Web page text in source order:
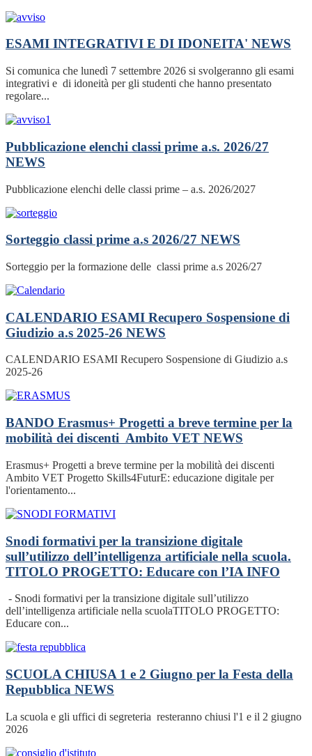
ESAMI INTEGRATIVI E DI IDONEITA' NEWS
Si comunica che lunedì 7 settembre 2026 si svolgeranno gli esami
integrativi e di idoneità per gli studenti che hanno presentato
regolare...
Pubblicazione elenchi classi prime a.s. 2026/27
NEWS
Pubblicazione elenchi delle classi prime – a.s. 2026/2027
Sorteggio classi prime a.s 2026/27 NEWS
Sorteggio per la formazione delle classi prime a.s 2026/27
CALENDARIO ESAMI Recupero Sospensione di
Giudizio a.s 2025-26 NEWS
CALENDARIO ESAMI Recupero Sospensione di Giudizio a.s
2025-26
BANDO Erasmus+ Progetti a breve termine per la
mobilità dei discenti Ambito VET NEWS
Erasmus+ Progetti a breve termine per la mobilità dei discenti
Ambito VET Progetto Skills4FuturE: educazione digitale per
l'orientamento...
Snodi formativi per la transizione digitale
sull’utilizzo dell’intelligenza artificiale nella scuola.
TITOLO PROGETTO: Educare con l’IA INFO
- Snodi formativi per la transizione digitale sull’utilizzo
dell’intelligenza artificiale nella scuolaTITOLO PROGETTO:
Educare con...
SCUOLA CHIUSA 1 e 2 Giugno per la Festa della
Repubblica NEWS
La scuola e gli uffici di segreteria resteranno chiusi l'1 e il 2 giugno
2026